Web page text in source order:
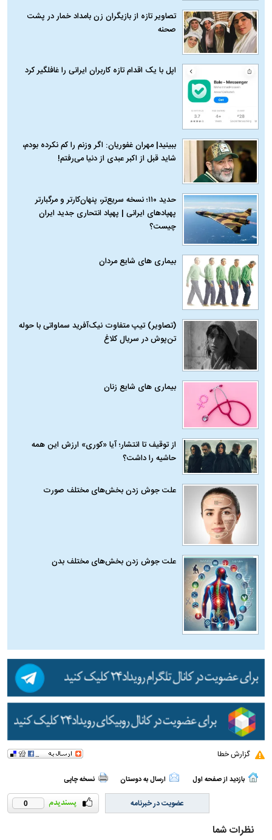
تصاویر تازه از بازیگران زن بامداد خمار در پشت
صحنه
اپل با یک اقدام تازه کاربران ایرانی را غافلگیر کرد
ببینید| مهران غفوریان: اگر وزنم را کم نکرده بودم،
شاید قبل از اکبر عبدی از دنیا می‌رفتم!
حدید ۱۱۰؛ نسخه سریع‌تر، پنهان‌کارتر و مرگبارتر
پهپادهای ایرانی | پهپاد انتحاری جدید ایران
چیست؟
بیماری‌ های شایع مردان
(تصاویر) تیپ متفاوت نیک‌آفرید سماواتی با حوله
تن‌پوش در سریال کلاغ
بیماری‌ های شایع زنان
از توقیف تا انتشار؛ آیا «کوری» ارزش این همه
حاشیه را داشت؟
علت جوش زدن بخش‌های مختلف صورت
علت جوش زدن بخش‌های مختلف بدن
گزارش خطا
بازدید از صفحه اول ارسال به دوستان نسخه چاپی
0 عضویت در خبرنامه
نظرات شما